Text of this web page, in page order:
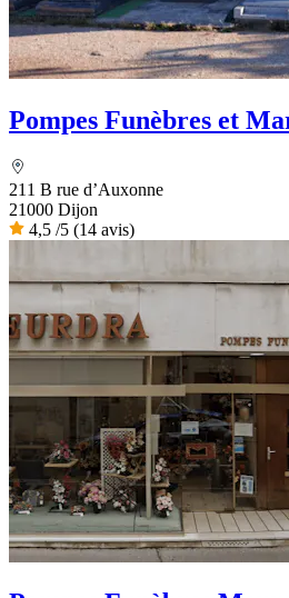
Pompes Funèbres et
211 B rue d’Auxonne
21000 Dijon
4,5 /5 (14 avis)